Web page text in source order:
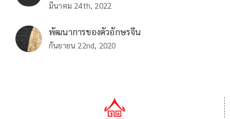
มีนาคม 24th, 2022
พัฒนาการของตัวอักษรจีน
กันยายน 22nd, 2020